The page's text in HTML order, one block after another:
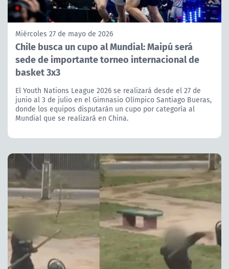
Miércoles 27 de mayo de 2026
Chile busca un cupo al Mundial: Maipú será
sede de importante torneo internacional de
basket 3x3
El Youth Nations League 2026 se realizará desde el 27 de
junio al 3 de julio en el Gimnasio Olímpico Santiago Bueras,
donde los equipos disputarán un cupo por categoría al
Mundial que se realizará en China.